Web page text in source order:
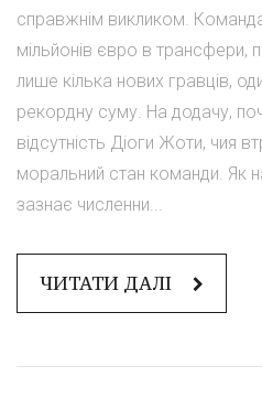
справжнім викликом.
мільйонів євро в трансфери,
лише кілька нових гравців,
рекордну суму. На додачу,
відсутність Діоги Жоти, чия
моральний стан команди. Як
зазнає численни...
ЧИТАТИ ДАЛІ